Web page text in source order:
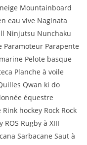
Mountainboard
eau vive Naginata
Ninjutsu Nunchaku
Paramoteur Parapente
Pelote basque
Planche à voile
Qwan ki do
équestre
hockey Rock Rock
Rugby à XIII
Sarbacane Saut à